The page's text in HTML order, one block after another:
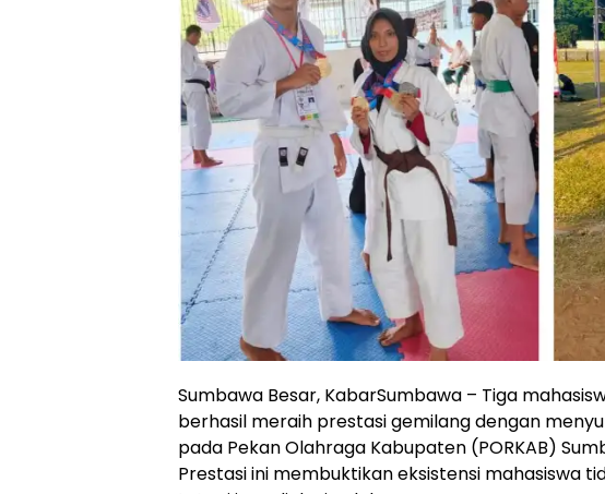
Sumbawa Besar, KabarSumbawa – Tiga
berhasil meraih prestasi gemilang dengan
pada Pekan Olahraga Kabupaten (PORKAB)
Prestasi ini membuktikan eksistensi mahasiswa